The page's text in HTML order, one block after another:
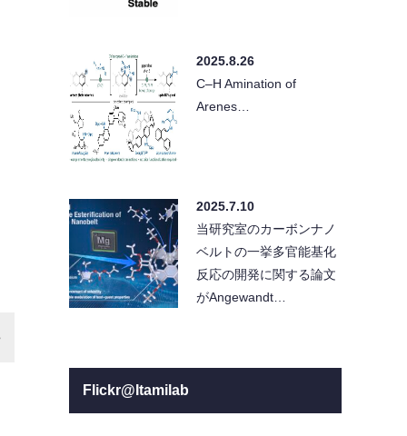
2025.8.26
C–H Amination of
Arenes…
2025.7.10
当研究室のカーボンナノ
ベルトの一挙多官能基化
反応の開発に関する論文
がAngewandt…
Flickr@Itamilab